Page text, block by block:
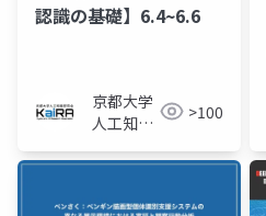
認識の基礎】6.4~6.6
京都大学
人工知能
KaiRA
>100